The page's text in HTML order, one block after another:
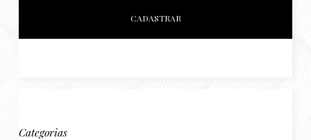
Categorias